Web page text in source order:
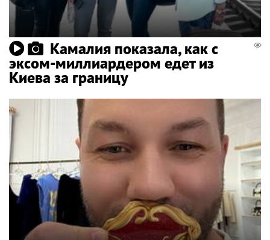
Камалия показала, как с
эксом-миллиардером едет из
Киева за границу